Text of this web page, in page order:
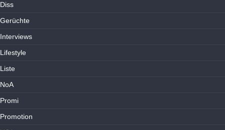
Diss
Gerüchte
Interviews
Lifestyle
Liste
NoA
Promi
Promotion